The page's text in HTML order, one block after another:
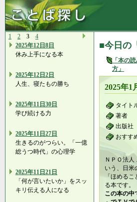
1 2 3
4
2025年12日8日
休み上手になる本
2025年12日2日
人生、寝たもの勝ち
2025年11日30日
学び続ける力
2025年11日27日
生きるのがつらい。「一億
総うつ時代」の心理学
2025年11日21日
「何が言いたいか」をスッ
キリ伝える人になる
■今日の
「本の
方」
2025年1
タイト
著者
出版社
おすす
ＮＰＯ法人
いう、日米
「ほめるこ
る本です。
この本の中